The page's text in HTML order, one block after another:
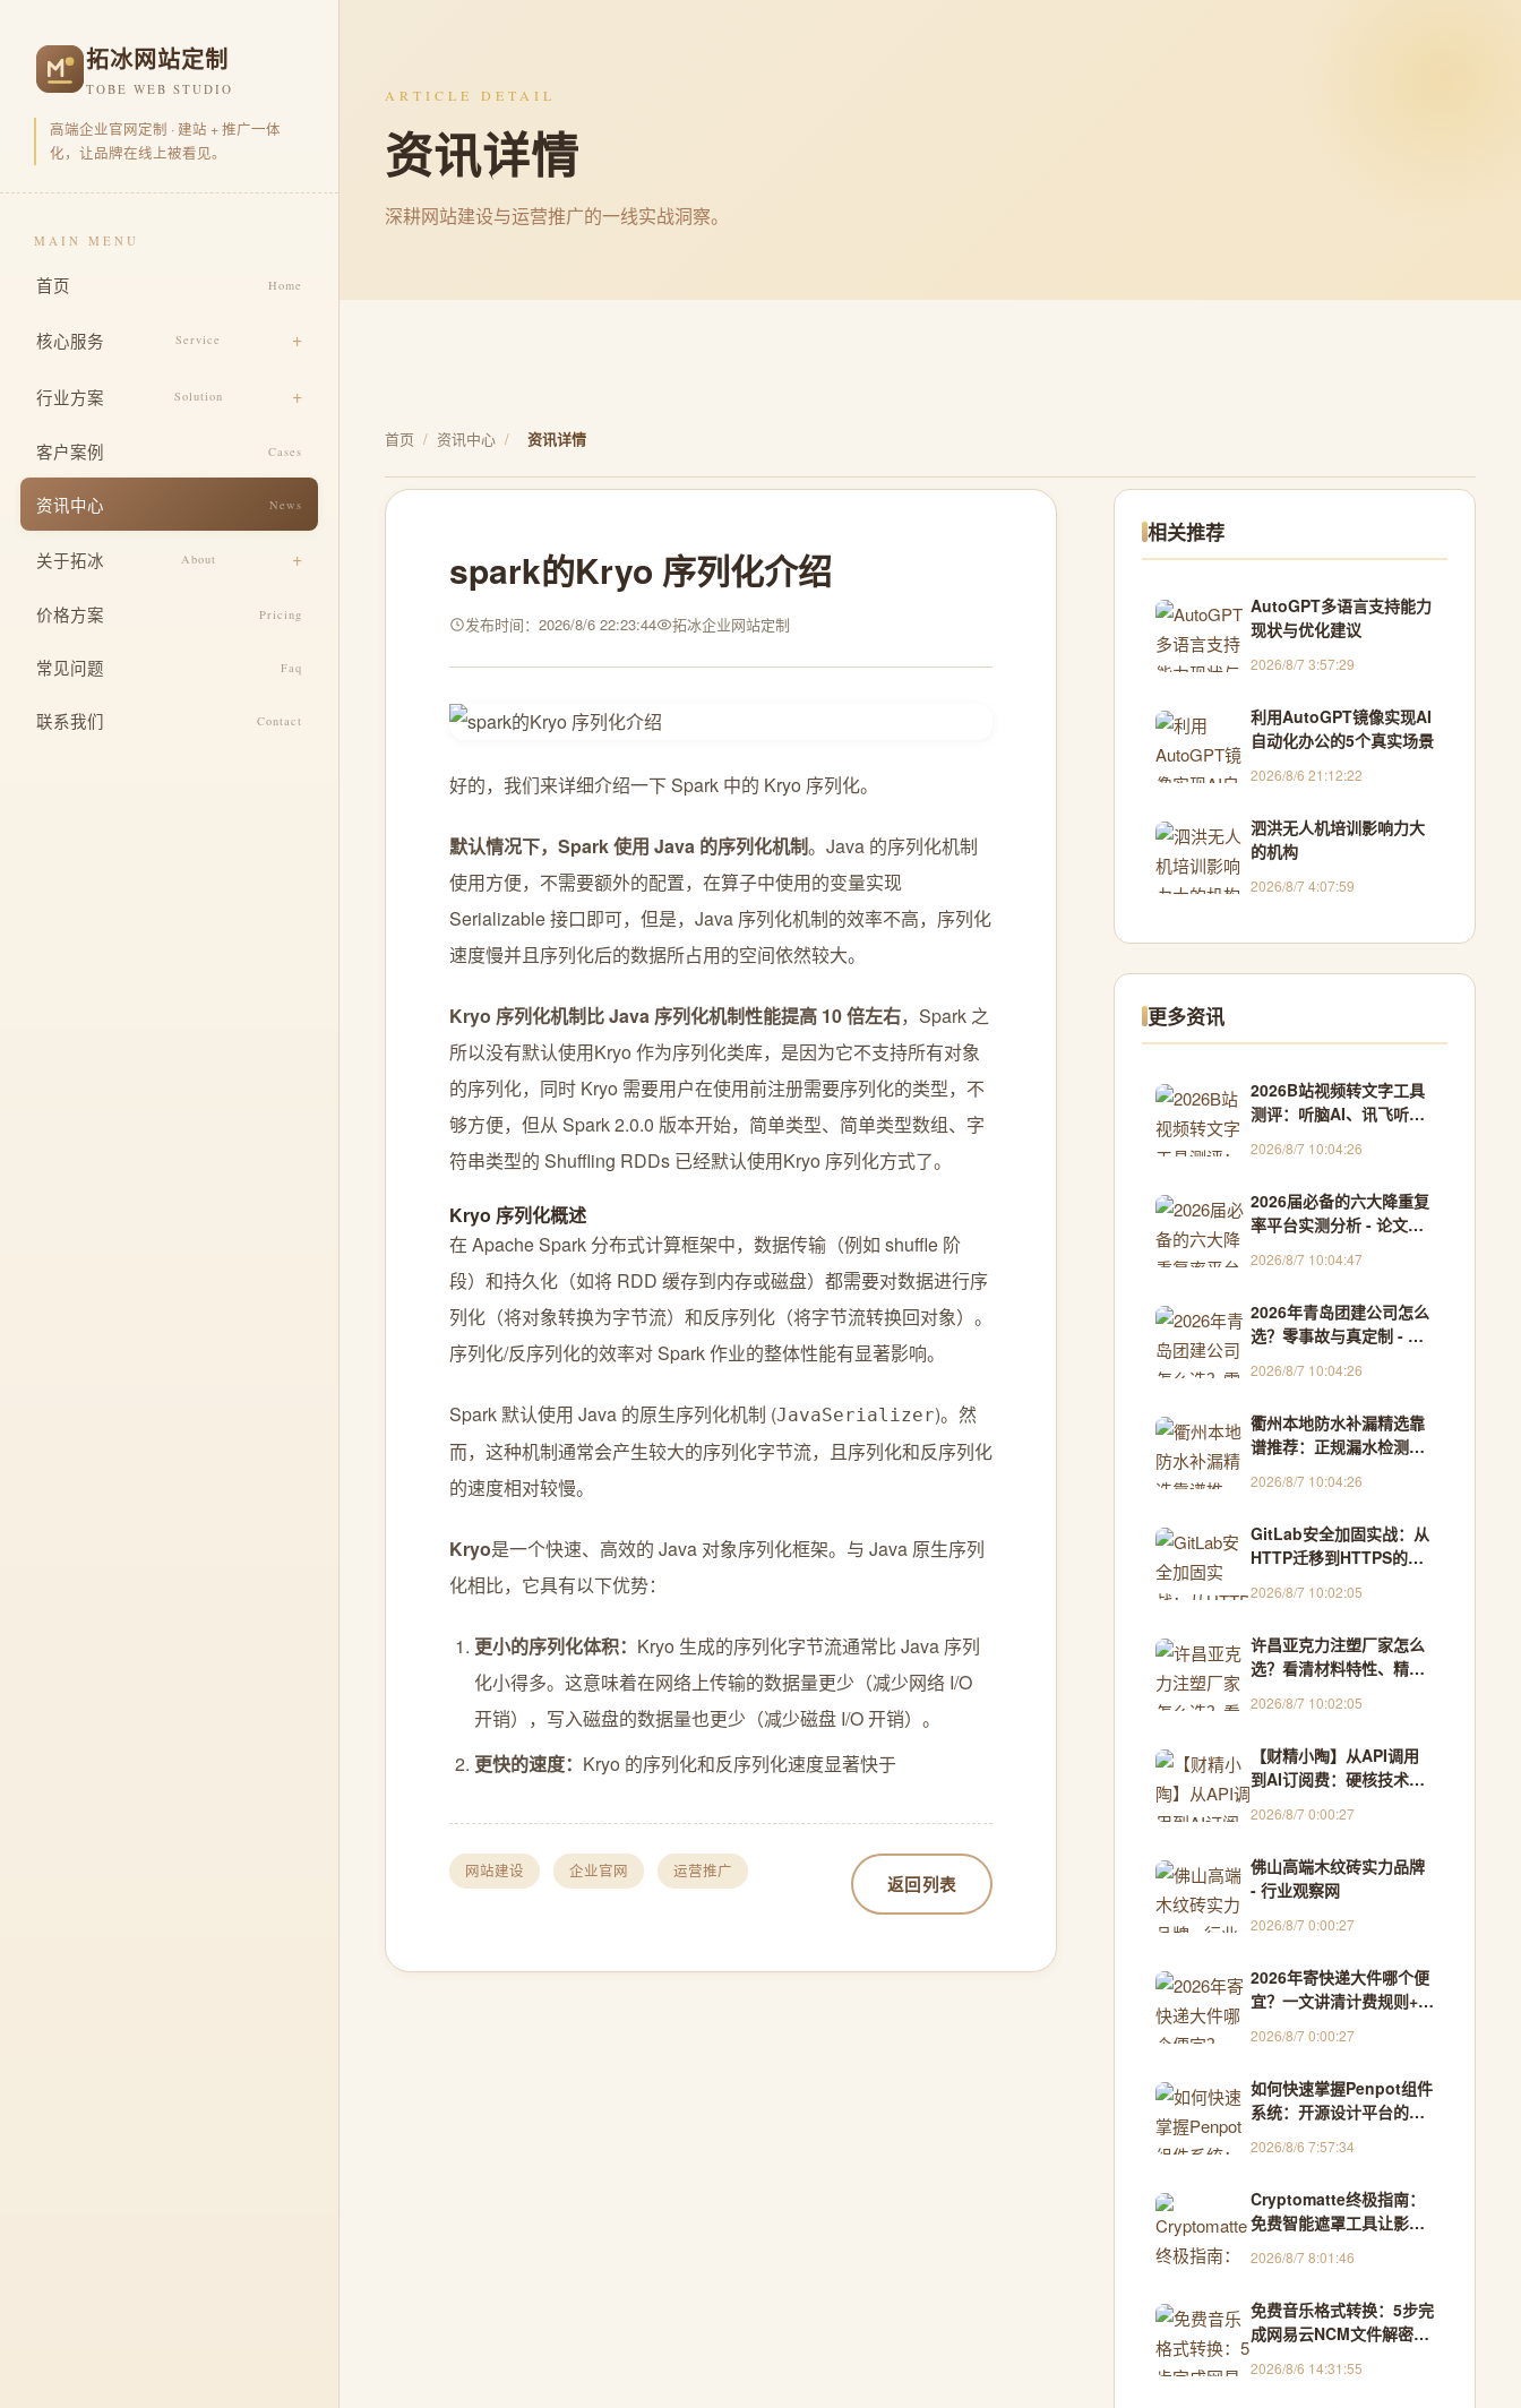
拓冰网站定制
TOBE WEB STUDIO
高端企业官网定制 · 建站 + 推广一体
化，让品牌在线上被看见。
MAIN MENU
首页 Home
核心服务 Service
品牌官网定制
品牌视觉包装
安全与运维
SEO 基础优化
行业方案 Solution
电商零售
餐饮美食
医疗健康
酒店住宿
客户案例 Cases
资讯中心 News
关于拓冰 About
设计团队
价格方案 Pricing
常见问题 Faq
联系我们 Contact
ARTICLE DETAIL
资讯详情
深耕网站建设与运营推广的一线实战洞察。
首页 / 资讯中心 / 资讯详情
spark的Kryo 序列化介绍
发布时间：2026/8/6 22:23:44 拓冰企业网站定制
好的，我们来详细介绍一下 Spark 中的 Kryo 序列化。
默认情况下，Spark 使用 Java 的序列化机制。Java 的序列化机制
使用方便，不需要额外的配置，在算子中使用的变量实现
Serializable 接口即可，但是，Java 序列化机制的效率不高，序列化
速度慢并且序列化后的数据所占用的空间依然较大。
Kryo 序列化机制比 Java 序列化机制性能提高 10 倍左右，Spark 之
所以没有默认使用Kryo 作为序列化类库，是因为它不支持所有对象
的序列化，同时 Kryo 需要用户在使用前注册需要序列化的类型，不
够方便，但从 Spark 2.0.0 版本开始，简单类型、简单类型数组、字
符串类型的 Shuffling RDDs 已经默认使用Kryo 序列化方式了。
Kryo 序列化概述
在 Apache Spark 分布式计算框架中，数据传输（例如 shuffle 阶
段）和持久化（如将 RDD 缓存到内存或磁盘）都需要对数据进行序
列化（将对象转换为字节流）和反序列化（将字节流转换回对象）。
序列化/反序列化的效率对 Spark 作业的整体性能有显著影响。
Spark 默认使用 Java 的原生序列化机制 (JavaSerializer)。然
而，这种机制通常会产生较大的序列化字节流，且序列化和反序列化
的速度相对较慢。
Kryo是一个快速、高效的 Java 对象序列化框架。与 Java 原生序列
化相比，它具有以下优势：
更小的序列化体积： Kryo 生成的序列化字节流通常比 Java 序列
化小得多。这意味着在网络上传输的数据量更少（减少网络 I/O
开销），写入磁盘的数据量也更少（减少磁盘 I/O 开销）。
更快的速度： Kryo 的序列化和反序列化速度显著快于
网站建设 企业官网 运营推广
返回列表
相关推荐
AutoGPT多语言支持能力
现状与优化建议
2026/8/7 3:57:29
利用AutoGPT镜像实现AI
自动化办公的5个真实场景
2026/8/6 21:12:22
泗洪无人机培训影响力大
的机构
2026/8/7 4:07:59
更多资讯
2026B站视频转文字工具
测评：听脑AI、讯飞听见
家
2026/8/7 10:04:26
2026届必备的六大降重复
率平台实测分析 - 论文助
2026/8/7 10:04:47
2026年青岛团建公司怎么
选？零事故与真定制 - 万
2026/8/7 10:04:26
衢州本地防水补漏精选靠
谱推荐：正规漏水检测维
版） - 吉林同城获客
2026/8/7 10:04:26
GitLab安全加固实战：从
HTTP迁移到HTTPS的完
2026/8/7 10:02:05
许昌亚克力注塑厂家怎么
选？看清材料特性、精度
定性 - 中国品牌企业观察
2026/8/7 10:02:05
【财精小陶】从API调用
到AI订阅费：硬核技术团
的研发流！
2026/8/7 0:00:27
佛山高端木纹砖实力品牌
- 行业观察网
2026/8/7 0:00:27
2026年寄快递大件哪个便
宜？一文讲清计费规则+省
2026/8/7 0:00:27
如何快速掌握Penpot组件
系统：开源设计平台的终
2026/8/6 7:57:34
Cryptomatte终极指南：
免费智能遮罩工具让影视
2026/8/7 8:01:46
免费音乐格式转换：5步完
成网易云NCM文件解密，
方案
2026/8/6 14:31:55